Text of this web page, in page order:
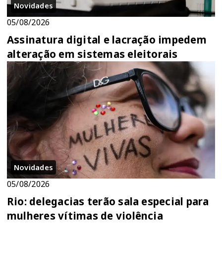
Novidades
05/08/2026
Assinatura digital e lacração impedem
alteração em sistemas eleitorais
Novidades
05/08/2026
Rio: delegacias terão sala especial para
mulheres vítimas de violência